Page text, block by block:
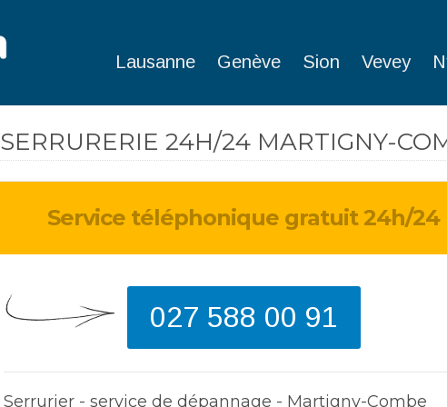
Lausanne Genève Sion Vevey
SERRURERIE 24H/24 MARTIGNY-
Service téléphonique gratuit 24h/24
027 588 00 91
Serrurier - service de dépannage - Martigny-Combe
weekend.
d'entrée.